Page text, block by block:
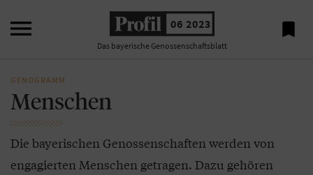
 06 2023
Das bayerische Genossenschaftsblatt

GENOGRAMM
Menschen
Die bayerischen Genossenschaften werden von
engagierten Menschen getragen. Dazu gehören